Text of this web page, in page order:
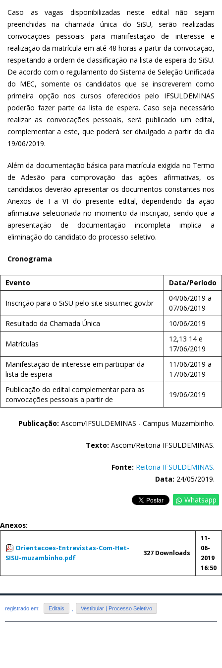
Caso as vagas disponibilizadas neste edital não sejam
preenchidas na chamada única do SiSU, serão realizadas
convocações pessoais para manifestação de interesse e
realização da matrícula em até 48 horas a partir da convocação,
respeitando a ordem de classificação na lista de espera do SiSU.
De acordo com o regulamento do Sistema de Seleção Unificada
do MEC, somente os candidatos que se inscreverem como
primeira opção nos cursos oferecidos pelo IFSULDEMINAS
poderão fazer parte da lista de espera. Caso seja necessário
realizar as convocações pessoais, será publicado um edital,
complementar a este, que poderá ser divulgado a partir do dia
19/06/2019.
Além da documentação básica para matrícula exigida no Termo
de Adesão para comprovação das ações afirmativas, os
candidatos deverão apresentar os documentos constantes nos
Anexos de I a VI do presente edital, dependendo da ação
afirmativa selecionada no momento da inscrição, sendo que a
apresentação de documentação incompleta implica a
eliminação do candidato do processo seletivo.
Cronograma
Evento Data/Período
Inscrição para o SiSU pelo site sisu.mec.gov.br
04/06/2019 a
07/06/2019
Resultado da Chamada Única
10/06/2019
Matrículas
12,13 14 e
17/06/2019
Manifestação de interesse em participar da
lista de espera
11/06/2019 a
17/06/2019
Publicação do edital complementar para as
convocações pessoais a partir de
19/06/2019
Publicação: Ascom/IFSULDEMINAS - Campus Muzambinho.
Texto: Ascom/Reitoria IFSULDEMINAS.
Fonte: Reitoria IFSULDEMINAS.
Data: 24/05/2019.
Whatsapp
Anexos:
Orientacoes-Entrevistas-Com-Het-
SISU-muzambinho.pdf
327 Downloads
11-
06-
2019
16:50
registrado em: Editais Vestibular | Processo Seletivo